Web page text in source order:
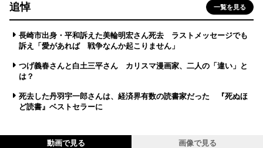
追悼 一覧を見る
長崎市出身・平和訴えた美輪明宏さん死去 ラストメッセージでも
訴え「愛があれば 戦争なんか起こりません」
つげ義春さんと白土三平さん カリスマ漫画家、二人の「違い」と
は？
死去した丹羽宇一郎さんは、経済界有数の読書家だった 『死ぬほ
ど読書』ベストセラーに
動画で見る 画像で見る